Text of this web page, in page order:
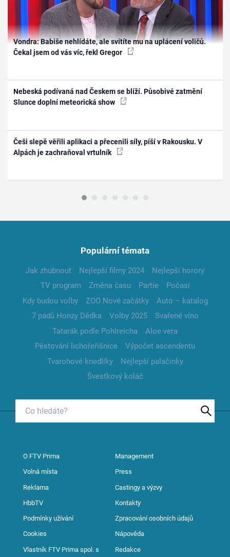
Vondra: Babiše nehlídáte, ale svítíte mu na uplácení voličů.
Čekal jsem od vás víc, řekl Gregor
Nebeská podívaná nad Českem se blíží. Působivé zatmění
Slunce doplní meteorická show
Češi slepě věřili aplikaci a přecenili síly, píší v Rakousku. V
Alpách je zachraňoval vrtulník
Populární témata
Jak zhubnout Nejlepší filmy 2024
Nejlepší horory
TV program
Změna času Partie
Počasí
Kdy budou volby
ZOO Nové začátky
Auto – katalog
7 pádů Honzy Dědka
Volby 2025
Svařené víno
Tatarák podle Pohlreicha
Aloe vera
Pěstování lichořeřišnice
Výpočet ascendentu
Tvarohové knedlíky
Nejlepší palačinky
Švestkový koláč
O FTV Prima Management
Volná místa Press
Reklama Castingy a výzvy
HbbTV Kontakty
Podmínky užívání Zpracování osobních údajů
Cookies Nápověda
Vlastník FTV Prima spol. s
Redakce